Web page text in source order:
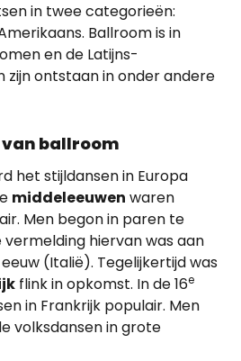
in twee categorieën:
Ballroom is in
en de Latijns-
zijn ontstaan in onder andere
van ballroom
het stijldansen in Europa
middeleeuwen waren
Men begon in paren te
hiervan was aan
eeuw (Italië). Tegelijkertijd was
flink in opkomst. In de 16e
in Frankrijk populair. Men
volksdansen in grote